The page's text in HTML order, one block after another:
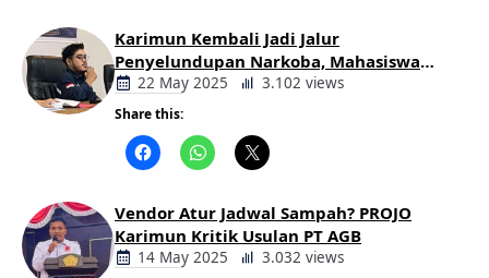
Karimun Kembali Jadi Jalur
Penyelundupan Narkoba, Mahasiswa
Desak Pemkab dan Aparat Bertindak
Tegas
22 May 2025 3.102 views
Share this:
Vendor Atur Jadwal Sampah? PROJO
Karimun Kritik Usulan PT AGB
14 May 2025 3.032 views